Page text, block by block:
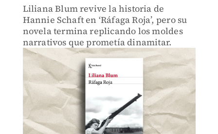
Liliana Blum revive la historia de
Hannie Schaft en ‘Ráfaga Roja’, pero su
novela termina replicando los moldes
narrativos que prometía dinamitar.